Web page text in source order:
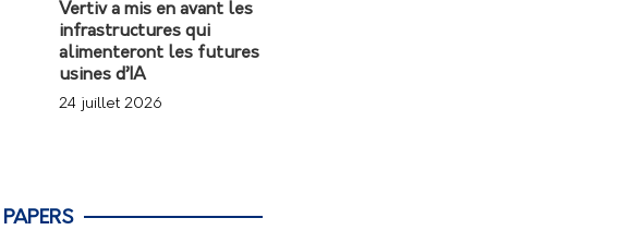
Vertiv a mis en avant les
infrastructures qui
alimenteront les futures
usines d’IA
24 juillet 2026